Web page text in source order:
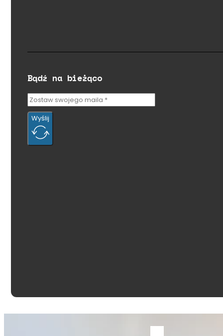
Bądź na bieżąco
Wyślij